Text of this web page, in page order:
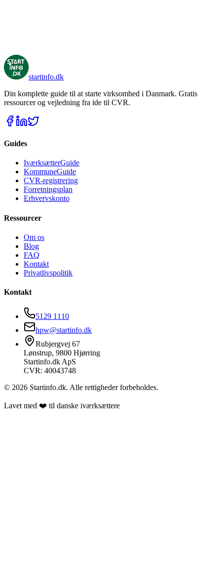
startinfo.dk
Din komplette guide til at starte virksomhed i Danmark. Gratis
ressourcer og vejledning fra ide til CVR.
Guides
IværksætterGuide
KommuneGuide
CVR-registrering
Forretningsplan
Erhvervskonto
Ressourcer
Om os
Blog
FAQ
Kontakt
Privatlivspolitik
Kontakt
5129 1110
hpw@startinfo.dk
Rubjergvej 67
Lønstrup, 9800 Hjørring
Startinfo.dk ApS
CVR: 40043748
© 2026 Startinfo.dk. Alle rettigheder forbeholdes.
Lavet med ❤️ til danske iværksættere